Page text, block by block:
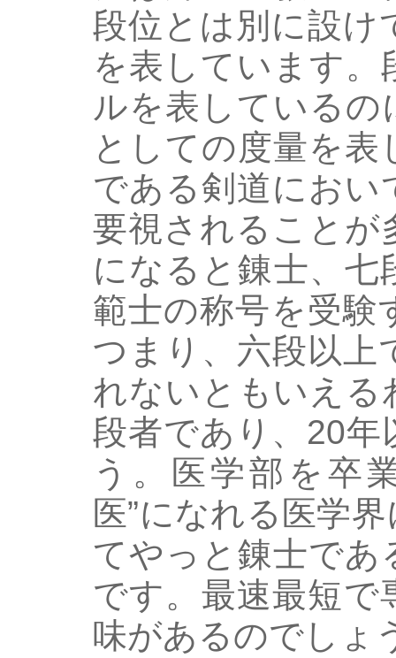
段位とは別に設け
を表しています。
ルを表しているの
としての度量を
である剣道におい
要視されることが
になると錬士、七
範士の称号を受験
つまり、六段以上
れないともいえる
段者であり、20年
う。医学部を卒
医”になれる医学
てやっと錬士であ
です。最速最短で
味があるのでしょ